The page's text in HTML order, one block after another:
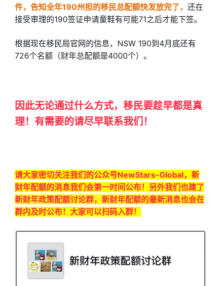
件，告知全年190州担的移民总配额快发放完了， 还在
接受审理的190签证申请童鞋有可能71之后才能下签。
根据现在移民局官网的信息，NSW 190到4月底还有
726个名额（财年总配额是4000个）。
因此无论通过什么方式，移民要趁早都是真
理！有需要的请尽早联系我们！
请大家密切关注我们的公众号NewStars-Global，新
财年配额的消息我们会第一时间公布！另外我们也建了
新财年政策配额讨论群，新财年配额的最新消息也会在
群内及时公布！大家可以扫码入群！